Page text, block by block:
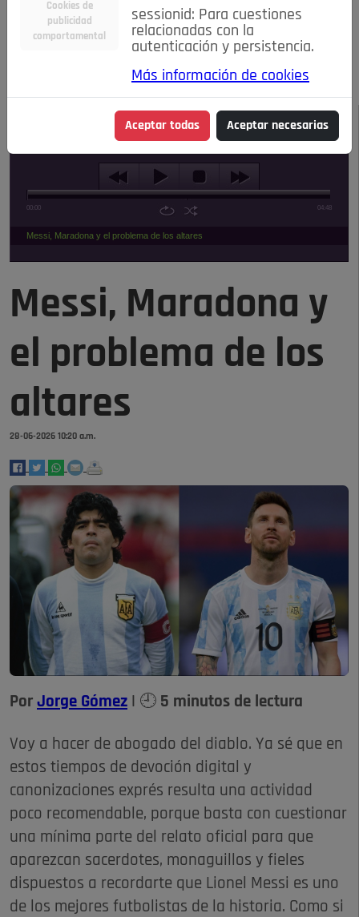
Entretenimiento
Estilo de Vida
Internacional
Madrid Opinión IN
Pozuelo de Alarcón
Salud 🔴 En Directo
NOTICIAS
Escucha el audio de esta noticia:
00:00 04:48
Messi, Maradona y el problema de los altares
Messi, Maradona y
el problema de los
altares
28-06-2026 10:20 a.m.
Por Jorge Gómez | 🕘 5 minutos de lectura
Voy a hacer de abogado del diablo. Ya sé que en
estos tiempos de devoción digital y
canonizaciones exprés resulta una actividad
poco recomendable, porque basta con cuestionar
una mínima parte del relato oficial para que
aparezcan sacerdotes, monaguillos y fieles
dispuestos a recordarte que Lionel Messi es uno
de los mejores futbolistas de la historia. Como si
Cookies de
publicidad
comportamental
sessionid: Para cuestiones
relacionadas con la
autenticación y persistencia.
Más información de cookies
Aceptar todas Aceptar necesarias